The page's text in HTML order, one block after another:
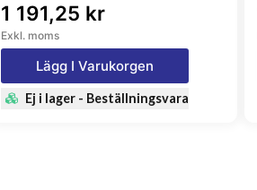
1 191,25 kr
Exkl. moms
Lägg I Varukorgen
Ej i lager - Beställningsvara